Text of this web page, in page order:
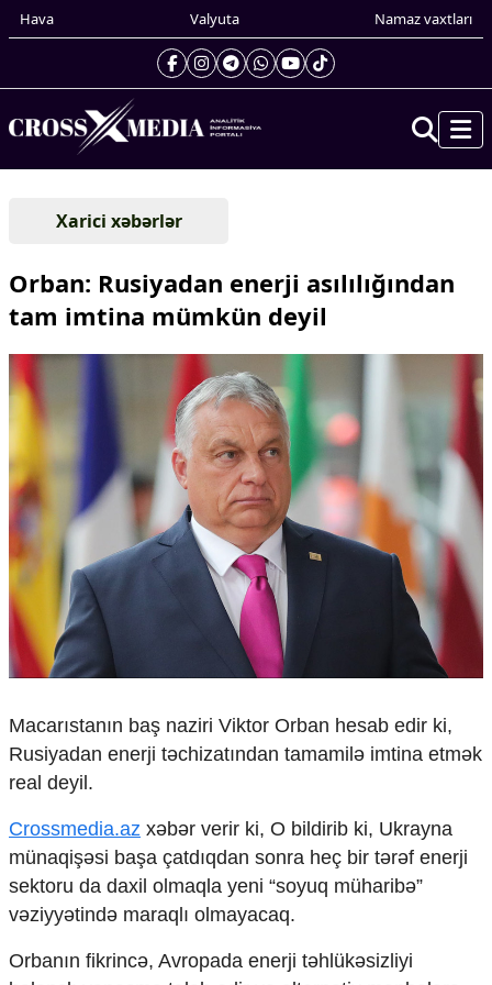
Hava Valyuta Namaz vaxtları
Gündəm
Xarici xəbərlər
Cənubi Qafqaz
Yaxın Şərq
Amerika
Afrika
Çarpaz baxış
Təhlil
Siyasi
Geosiyasi
İqtisadi
Sosioloji
Araşdırma
Foto
Video
İnfoqrafika
Podcast
Humanitar
Elm və təhsil
Mədəniyyət
Diaspor
Yüksəliş hekayəsi
Xarici xəbərlər
Orban: Rusiyadan enerji asılılığından
tam imtina mümkün deyil
Macarıstanın baş naziri Viktor Orban hesab edir ki,
Rusiyadan enerji təchizatından tamamilə imtina etmək
real deyil.
Crossmedia.az xəbər verir ki, O bildirib ki, Ukrayna
münaqişəsi başa çatdıqdan sonra heç bir tərəf enerji
sektoru da daxil olmaqla yeni “soyuq müharibə”
vəziyyətində maraqlı olmayacaq.
Orbanın fikrincə, Avropada enerji təhlükəsizliyi